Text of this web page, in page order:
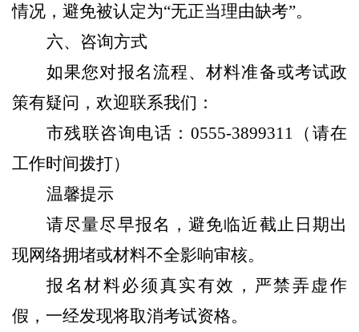
情况，避免被认定为“无正当理由缺考”。
六、咨询方式
如果您对报名流程、材料准备或考试政
策有疑问，欢迎联系我们：
市残联咨询电话： 0555-3899311
（请在
工作时间拨打）
温馨提示
请尽量尽早报名，避免临近截止日期出
现网络拥堵或材料不全影响审核。
报名材料必须真实有效，严禁弄虚作
假，一经发现将取消考试资格。